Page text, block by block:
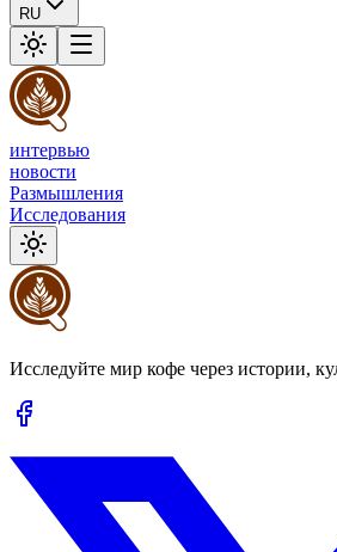
RU
интервью
новости
Размышления
Исследования
Исследуйте мир кофе через истории,